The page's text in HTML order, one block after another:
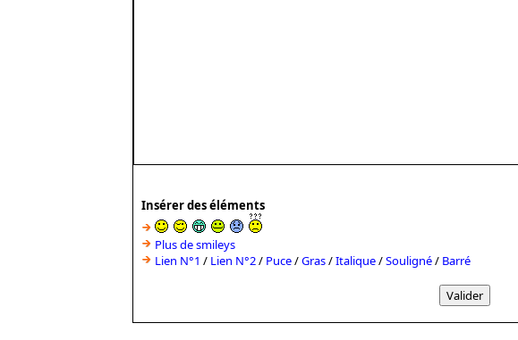
Insérer des éléments
Plus de smileys
Lien N°1 / Lien N°2/ Puce/Gras/Italique/Souligné/ Barré